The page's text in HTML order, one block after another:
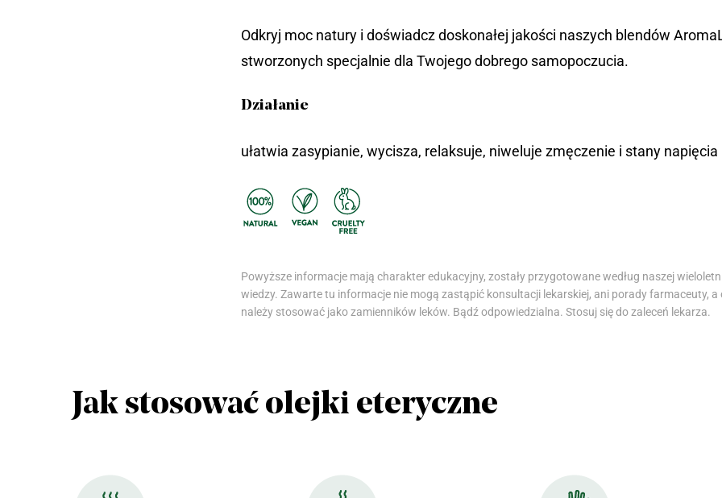
Odkryj moc natury i doświadcz doskonałej jakości naszych blendów
stworzonych specjalnie dla Twojego dobrego samopoczucia.
Działanie
ułatwia zasypianie, wycisza, relaksuje, niweluje zmęczenie i stany napięcia
Powyższe informacje mają charakter edukacyjny, zostały przygotowane według naszej
wiedzy. Zawarte tu informacje nie mogą zastąpić konsultacji lekarskiej, ani porady farmaceuty, a
należy stosować jako zamienników leków. Bądź odpowiedzialna. Stosuj się do zaleceń lekarza.
Jak stosować olejki eteryczne